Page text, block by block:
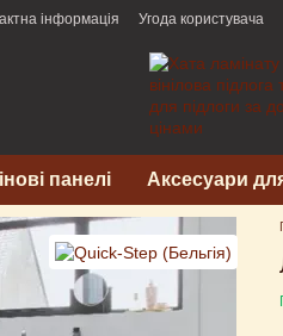
інформація Угода користувача
панелі Аксесуари